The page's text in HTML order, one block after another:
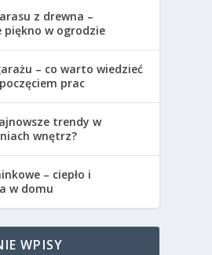
z drewna –
w ogrodzie
– co warto wiedzieć
prac
trendy w
wnętrz?
– ciepło i
w domu
WPISY